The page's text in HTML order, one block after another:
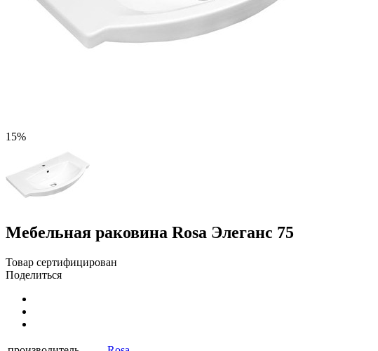
15%
Мебельная раковина Rosa Элеганс 75
Товар сертифицирован
Поделиться